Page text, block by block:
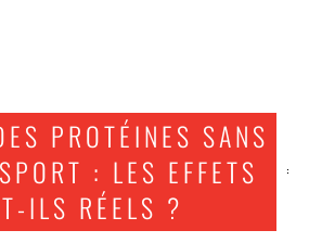
PROTÉINES SANS
: LES EFFETS
ILS RÉELS ?